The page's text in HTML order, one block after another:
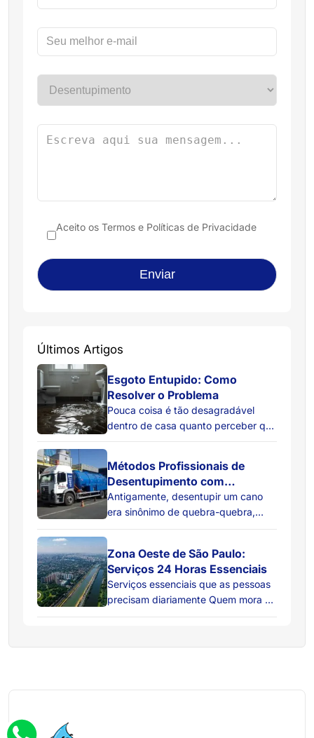
Aceito os Termos e Políticas de Privacidade
Últimos Artigos
Esgoto Entupido: Como
Resolver o Problema
Pouca coisa é tão desagradável
dentro de casa quanto perceber que
a água do ralo não está descendo
a escoar devagar. Depois, surgem
bolhas estranhas no ralo. Em
seguida, um cheiro ruim aparece do
nada. E quando você menos espera,
acontece o pior: o esgoto começa a
voltar pelo ralo. […]
Métodos Profissionais de
Desentupimento com
Hidrojateamento
Antigamente, desentupir um cano
era sinônimo de quebra-quebra,
sujeira e custos extras com reforma.
na tecnologia não invasiva:
resolvemos o problema
internamente, preservando seus
pisos, paredes e a estrutura do
imóvel. Conheça as duas tecnologias
segurança: Hidrojateamento: A
Zona Oeste de São Paulo:
Serviços 24 Horas Essenciais
Serviços essenciais que as pessoas
precisam diariamente Quem mora ou
trabalha na Zona Oeste de São
dinâmica. Bairros como Pinheiros,
comércio forte e muita circulação de